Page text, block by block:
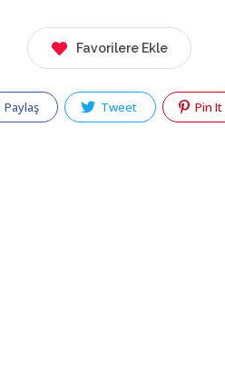
Favorilere Ekle
Paylaş Tweet Pin It